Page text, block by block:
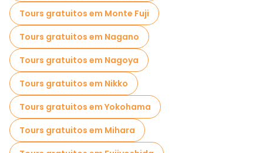
Passeios de bicicleta em Tóquio
Passeios gastronômicos em Tóquio
Passeios gratuitos perto Hachiko Statue
Passeios gratuitos perto Tokyo Skytree
Tours gratuitos em Monte Fuji
Tours gratuitos em Nagano
Tours gratuitos em Nagoya
Tours gratuitos em Nikko
Tours gratuitos em Yokohama
Tours gratuitos em Mihara